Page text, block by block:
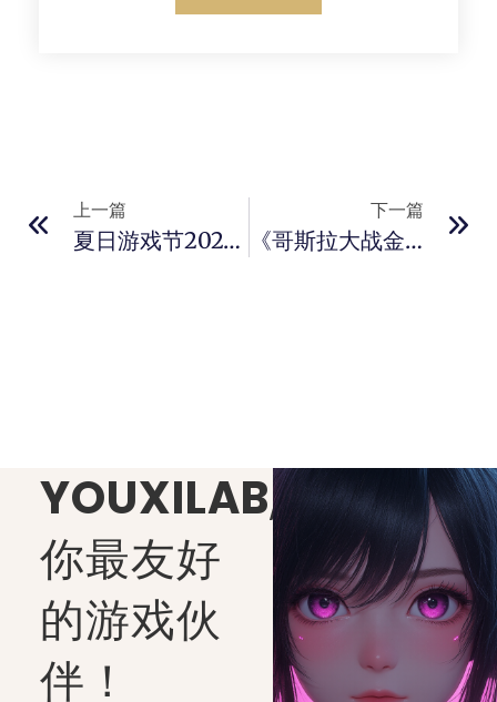
上一篇
夏日游戏节2025定档6月7日 全球玩家凌晨5点共赴盛宴
下一篇
《哥斯拉大战金刚3》正式开拍 定档2027年3月26日
YOUXILAB,
你最友好
的游戏伙
伴！